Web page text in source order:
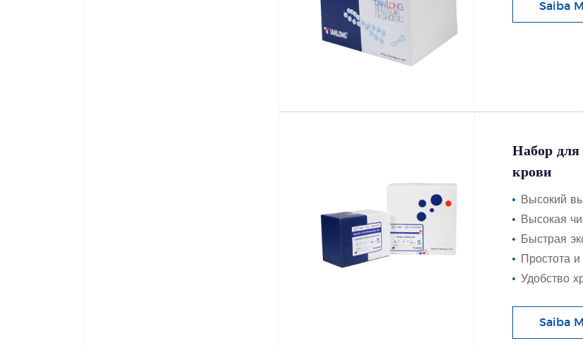
Saiba
Набор
крови
Высокий
Высокая
Быстрая
Простота и
Удобство
Saiba